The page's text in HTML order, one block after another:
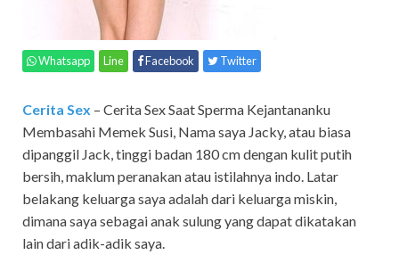
Whatsapp Line Facebook Twitter
Cerita Sex – Cerita Sex Saat Sperma Kejantananku
Membasahi Memek Susi, Nama saya Jacky, atau biasa
dipanggil Jack, tinggi badan 180 cm dengan kulit putih
bersih, maklum peranakan atau istilahnya indo. Latar
belakang keluarga saya adalah dari keluarga miskin,
dimana saya sebagai anak sulung yang dapat dikatakan
lain dari adik-adik saya.